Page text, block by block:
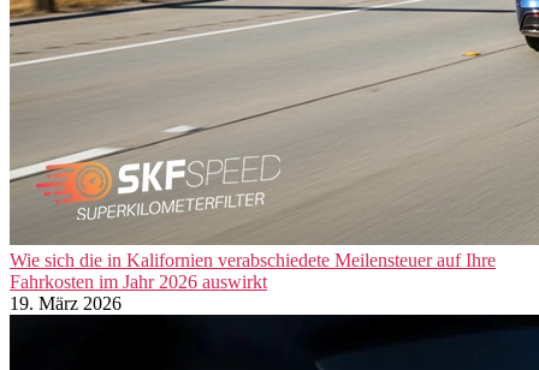
Wie sich die in Kalifornien verabschiedete Meilensteuer auf Ihre
Fahrkosten im Jahr 2026 auswirkt
19. März 2026